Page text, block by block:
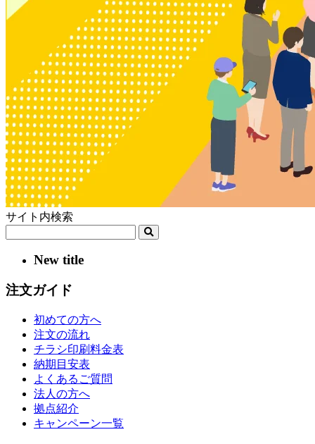
サイト内検索
New title
注文ガイド
初めての方へ
注文の流れ
チラシ印刷料金表
納期目安表
よくあるご質問
法人の方へ
拠点紹介
キャンペーン一覧